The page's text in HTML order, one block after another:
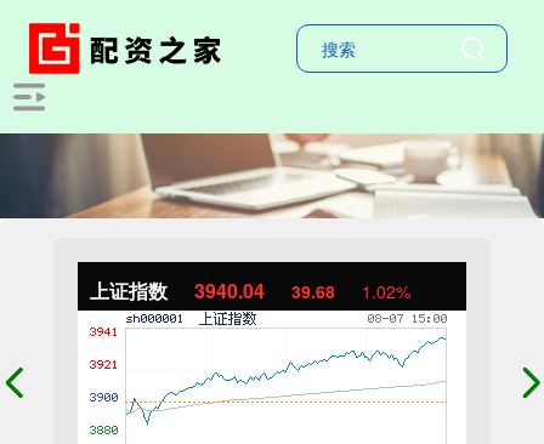
上证指数 3940.04 39.68 1.02%